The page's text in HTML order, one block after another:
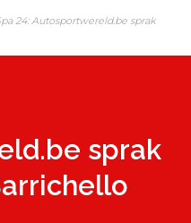
24: Autosportwereld.be sprak
sprak